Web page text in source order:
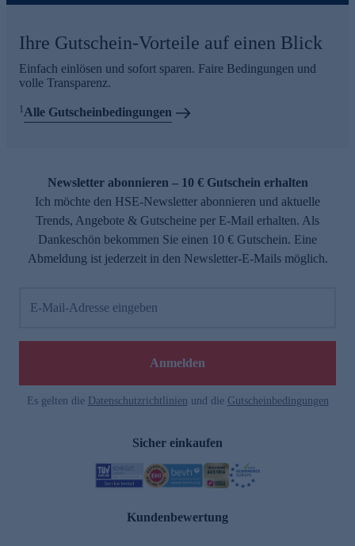
Ihre Gutschein-Vorteile auf einen Blick
Einfach einlösen und sofort sparen. Faire Bedingungen und
volle Transparenz.
1Alle Gutscheinbedingungen
Newsletter abonnieren – 10 € Gutschein erhalten
Ich möchte den HSE-Newsletter abonnieren und aktuelle
Trends, Angebote & Gutscheine per E-Mail erhalten. Als
Dankeschön bekommen Sie einen 10 € Gutschein. Eine
Abmeldung ist jederzeit in den Newsletter-E-Mails möglich.
E-Mail-Adresse eingeben
Anmelden
Es gelten die Datenschutzrichtlinien und die Gutscheinbedingungen
Sicher einkaufen
Kundenbewertung